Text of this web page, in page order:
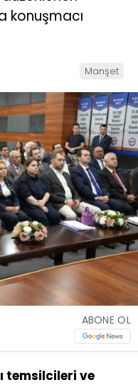
konuşmacı
Manşet
ABONE OL
temsilcileri ve